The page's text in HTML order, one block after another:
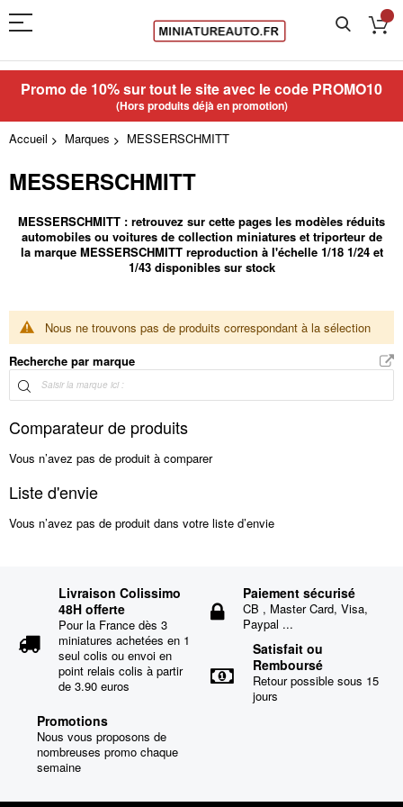
Promo de 10% sur tout le site avec le code PROMO10
(Hors produits déjà en promotion)
Accueil Marques MESSERSCHMITT
MESSERSCHMITT
MESSERSCHMITT : retrouvez sur cette pages les modèles réduits
automobiles ou voitures de collection miniatures et triporteur de
la marque MESSERSCHMITT reproduction à l'échelle 1/18 1/24 et
1/43 disponibles sur stock
Nous ne trouvons pas de produits correspondant à la sélection
Recherche par marque
Comparateur de produits
Vous n’avez pas de produit à comparer
Liste d'envie
Vous n’avez pas de produit dans votre liste d’envie
Livraison Colissimo
48H offerte
Pour la France dès 3
miniatures achetées en 1
seul colis ou envoi en
point relais colis à partir
de 3.90 euros
Paiement sécurisé
CB , Master Card, Visa,
Paypal ...
Satisfait ou
Remboursé
Retour possible sous 15
jours
Promotions
Nous vous proposons de
nombreuses promo chaque
semaine